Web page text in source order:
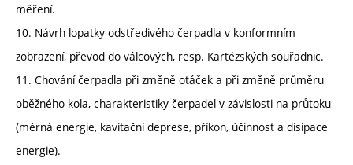
měření.
10. Návrh lopatky odstředivého čerpadla v konformním
zobrazení, převod do válcových, resp. Kartézských souřadnic.
11. Chování čerpadla při změně otáček a při změně průměru
oběžného kola, charakteristiky čerpadel v závislosti na průtoku
(měrná energie, kavitační deprese, příkon, účinnost a disipace
energie).